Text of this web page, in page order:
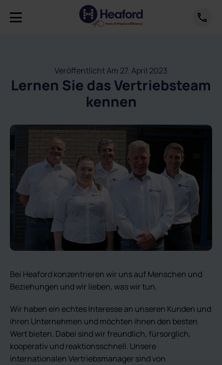
Veröffentlicht Am 27. April 2023
Lernen Sie das Vertriebsteam
kennen
Bei Heaford konzentrieren wir uns auf Menschen und
Beziehungen und wir lieben, was wir tun.
Wir haben ein echtes Interesse an unseren Kunden und
ihren Unternehmen und möchten ihnen den besten
Wert bieten. Dabei sind wir freundlich, fürsorglich,
kooperativ und reaktionsschnell. Unsere
internationalen Vertriebsmanager sind von